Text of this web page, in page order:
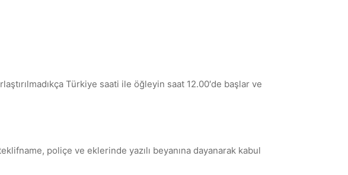
Türkiye saati ile öğleyin saat 12.00′de başlar ve
poliçe ve eklerinde yazılı beyanına dayanarak kabul